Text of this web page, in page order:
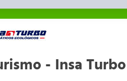
- Insa Turbo